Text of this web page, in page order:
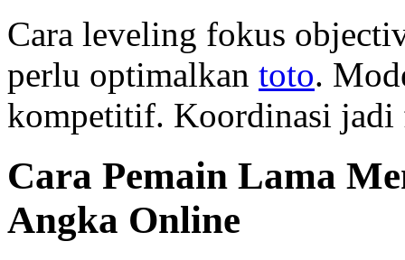
Cara leveling fokus
perlu optimalkan toto.
kompetitif. Koordinasi jadi
Cara Pemain Lama
Angka Online